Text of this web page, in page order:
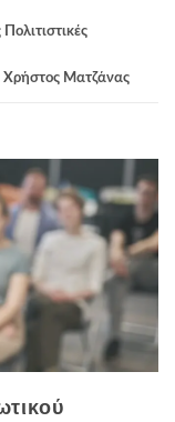
Χρήστος Ματζάνας